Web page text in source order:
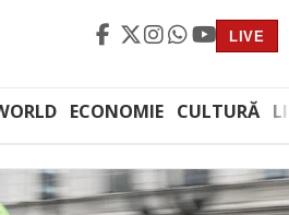
LIVE
ECONOMIE CULTURĂ